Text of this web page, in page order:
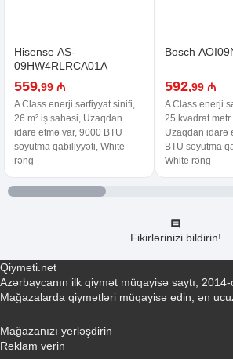
Hisense AS-
09HW4RLRCA01A
559,99 ₼
A Class enerji sərfiyyat sinifi,
26 m² i̇ş sahəsi, Uzaqdan
idarə etmə var, 9000 BTU
soyutma qabiliyyəti, White
rəng
Bosch
592,99 ₼
A Class enerji
25 kvadrat metr
Uzaqdan idarə
BTU soyutma
White rəng
Fikirlərinizi bildirin!
Qiymeti.net
Azərbaycanın ilk qiymət müqayisə saytı, 2014-
Mağazalarda qiymətləri müqayisə edin, ən
Mağazanızı yerləşdirin
Reklam verin